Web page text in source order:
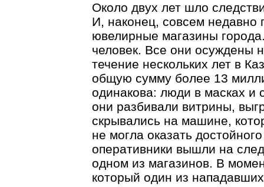
Около двух лет шло
И, наконец, совсем недавно
ювелирные магазины
человек. Все они осуждены
течение нескольких лет в
общую сумму более 13
одинакова: люди в масках и
они разбивали витрины,
скрывались на машине,
не могла оказать
оперативники вышли на
одном из магазинов. В
который один из